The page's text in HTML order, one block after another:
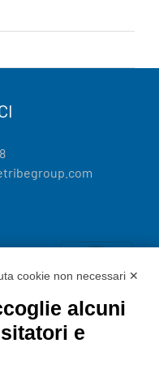
cookie non necessari ✕
alcuni
e